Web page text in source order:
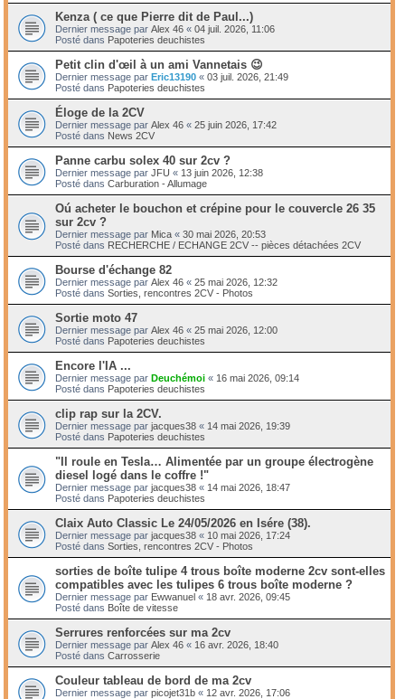
Kenza ( ce que Pierre dit de Paul...)
Dernier message par Alex 46 « 04 juil. 2026, 11:06
Posté dans Papoteries deuchistes
Petit clin d'œil à un ami Vannetais 😉
Dernier message par Eric13190 « 03 juil. 2026, 21:49
Posté dans Papoteries deuchistes
Éloge de la 2CV
Dernier message par Alex 46 « 25 juin 2026, 17:42
Posté dans News 2CV
Panne carbu solex 40 sur 2cv ?
Dernier message par JFU « 13 juin 2026, 12:38
Posté dans Carburation - Allumage
Oú acheter le bouchon et crépine pour le couvercle 26 35
sur 2cv ?
Dernier message par Mica « 30 mai 2026, 20:53
Posté dans RECHERCHE / ECHANGE 2CV -- pièces détachées 2CV
Bourse d'échange 82
Dernier message par Alex 46 « 25 mai 2026, 12:32
Posté dans Sorties, rencontres 2CV - Photos
Sortie moto 47
Dernier message par Alex 46 « 25 mai 2026, 12:00
Posté dans Papoteries deuchistes
Encore l'IA ...
Dernier message par Deuchémoi « 16 mai 2026, 09:14
Posté dans Papoteries deuchistes
clip rap sur la 2CV.
Dernier message par jacques38 « 14 mai 2026, 19:39
Posté dans Papoteries deuchistes
"Il roule en Tesla… Alimentée par un groupe électrogène
diesel logé dans le coffre !"
Dernier message par jacques38 « 14 mai 2026, 18:47
Posté dans Papoteries deuchistes
Claix Auto Classic Le 24/05/2026 en Isére (38).
Dernier message par jacques38 « 10 mai 2026, 17:24
Posté dans Sorties, rencontres 2CV - Photos
sorties de boîte tulipe 4 trous boîte moderne 2cv sont-elles
compatibles avec les tulipes 6 trous boîte moderne ?
Dernier message par Ewwanuel « 18 avr. 2026, 09:45
Posté dans Boîte de vitesse
Serrures renforcées sur ma 2cv
Dernier message par Alex 46 « 16 avr. 2026, 18:40
Posté dans Carrosserie
Couleur tableau de bord de ma 2cv
Dernier message par picojet31b « 12 avr. 2026, 17:06